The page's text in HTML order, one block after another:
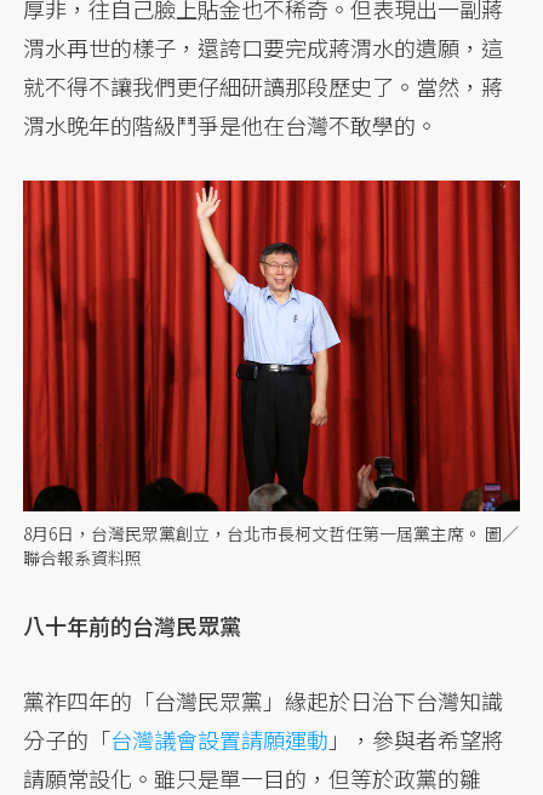
厚非，往自己臉上貼金也不稀奇。但表現出一副蔣
渭水再世的樣子，還誇口要完成蔣渭水的遺願，這
就不得不讓我們更仔細研讀那段歷史了。當然，蔣
渭水晚年的階級鬥爭是他在台灣不敢學的。
8月6日，台灣民眾黨創立，台北市長柯文哲任第一屆黨主席。 圖／
聯合報系資料照
八十年前的台灣民眾黨
黨祚四年的「台灣民眾黨」緣起於日治下台灣知識
分子的「台灣議會設置請願運動 」，參與者希望將
請願常設化。雖只是單一目的，但等於政黨的雛